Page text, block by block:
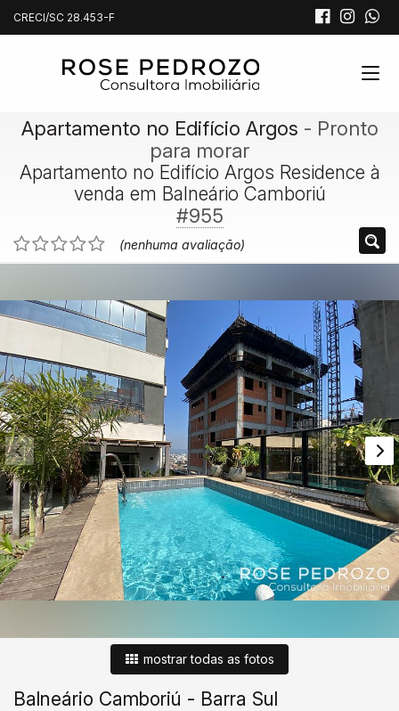
CRECI/SC 28.453-F
Apartamento no Edifício Argos - Pronto
para morar
Apartamento no Edifício Argos Residence à
venda em Balneário Camboriú
#955
(nenhuma avaliação)
mostrar todas as fotos
Balneário Camboriú - Barra Sul